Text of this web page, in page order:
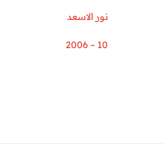
نور الاسعد
10 – 2006